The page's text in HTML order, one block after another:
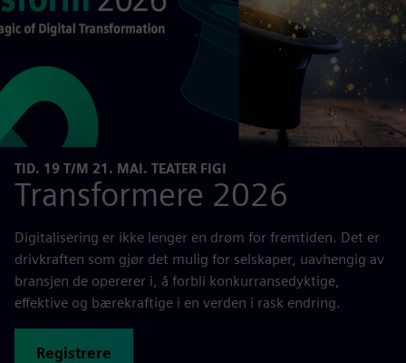
TID. 19 T/M 21. MAI. TEATER FIGI
Transformere 2026
Digitalisering er ikke lenger en drøm for fremtiden. Det er
drivkraften som gjør det mulig for selskaper, uavhengig av
bransjen de opererer i, å forbli konkurransedyktige,
effektive og bærekraftige i en verden i rask endring.
Registrere